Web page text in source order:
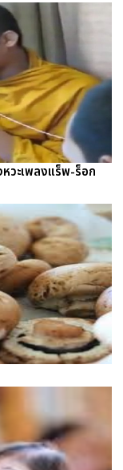
วะเพลงแร็พ-ร็อก